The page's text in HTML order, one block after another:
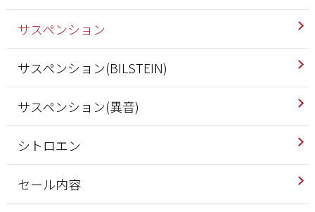
サスペンション
サスペンション(BILSTEIN)
サスペンション(異音)
シトロエン
セール内容